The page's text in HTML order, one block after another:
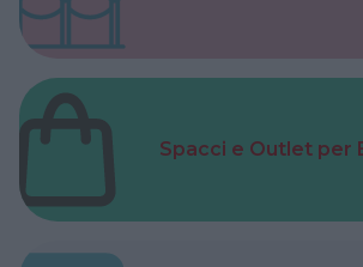
Spacci e Outlet per